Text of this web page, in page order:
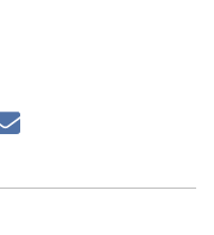
Share